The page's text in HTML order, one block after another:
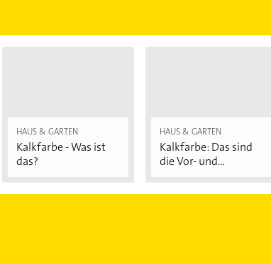
HAUS & GARTEN
Kalkfarbe - Was ist
das?
HAUS & GARTEN
Kalkfarbe: Das sind
die Vor- und...